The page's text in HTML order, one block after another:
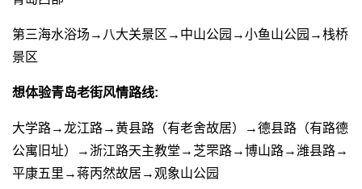
第三海水浴场→八大关景区→中山公园→小鱼山公园→栈桥
景区
想体验青岛老街风情路线:
大学路→龙江路→黄县路（有老舍故居）→德县路（有路德
公寓旧址）→浙江路天主教堂→芝罘路→博山路→潍县路→
平康五里→蒋丙然故居→观象山公园